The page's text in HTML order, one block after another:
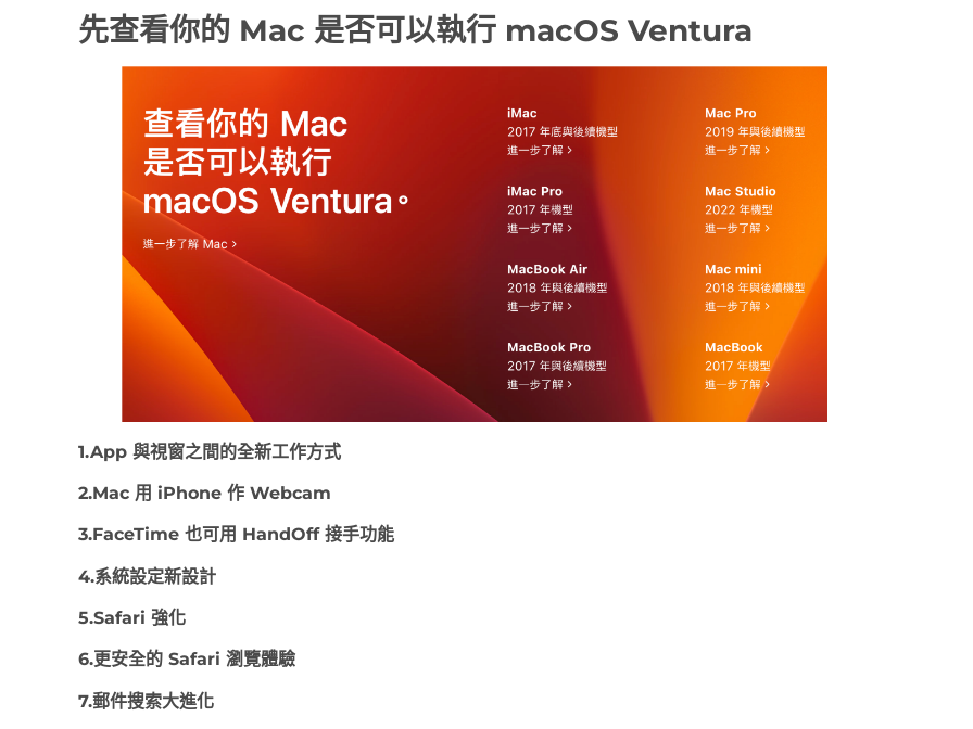
先查看你的 Mac 是否可以執行 macOS Ventura
1.App 與視窗之間的全新工作方式
2.Mac 用 iPhone 作 Webcam
3.FaceTime 也可用 HandOff 接手功能
4.系統設定新設計
5.Safari 強化
6.更安全的 Safari 瀏覽體驗
7.郵件搜索大進化